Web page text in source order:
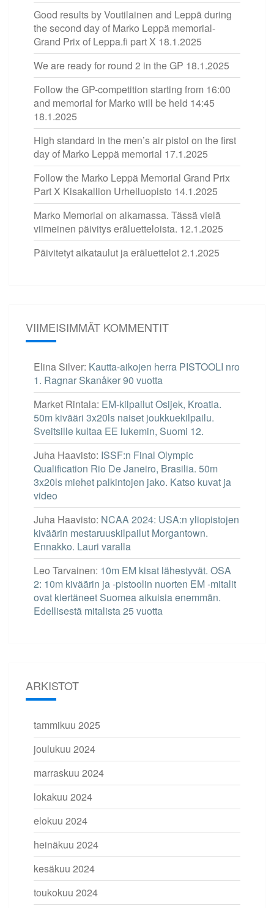
Good results by Voutilainen and Leppä during
the second day of Marko Leppä memorial-
Grand Prix of Leppa.fi part X 18.1.2025
We are ready for round 2 in the GP 18.1.2025
Follow the GP-competition starting from 16:00
and memorial for Marko will be held 14:45
18.1.2025
High standard in the men’s air pistol on the first
day of Marko Leppä memorial 17.1.2025
Follow the Marko Leppä Memorial Grand Prix
Part X Kisakallion Urheiluopisto 14.1.2025
Marko Memorial on alkamassa. Tässä vielä
viimeinen päivitys eräluetteloista. 12.1.2025
Päivitetyt aikataulut ja eräluettelot2.1.2025
VIIMEISIMMÄT KOMMENTIT
Elina Silver: Kautta-aikojen herra PISTOOLI nro
1. Ragnar Skanåker 90 vuotta
Market Rintala: EM-kilpailut Osijek, Kroatia.
50m kivääri 3x20ls naiset joukkuekilpailu.
Sveitsille kultaa EE lukemin, Suomi 12.
Juha Haavisto: ISSF:n Final Olympic
Qualification Rio De Janeiro, Brasilia. 50m
3x20ls miehet palkintojen jako. Katso kuvat ja
video
Juha Haavisto: NCAA 2024: USA:n yliopistojen
kiväärin mestaruuskilpailut Morgantown.
Ennakko. Lauri varalla
Leo Tarvainen: 10m EM kisat lähestyvät. OSA
2: 10m kiväärin ja -pistoolin nuorten EM -mitalit
ovat kiertäneet Suomea aikuisia enemmän.
Edellisestä mitalista 25 vuotta
ARKISTOT
tammikuu 2025
joulukuu 2024
marraskuu 2024
lokakuu 2024
elokuu 2024
heinäkuu 2024
kesäkuu 2024
toukokuu 2024